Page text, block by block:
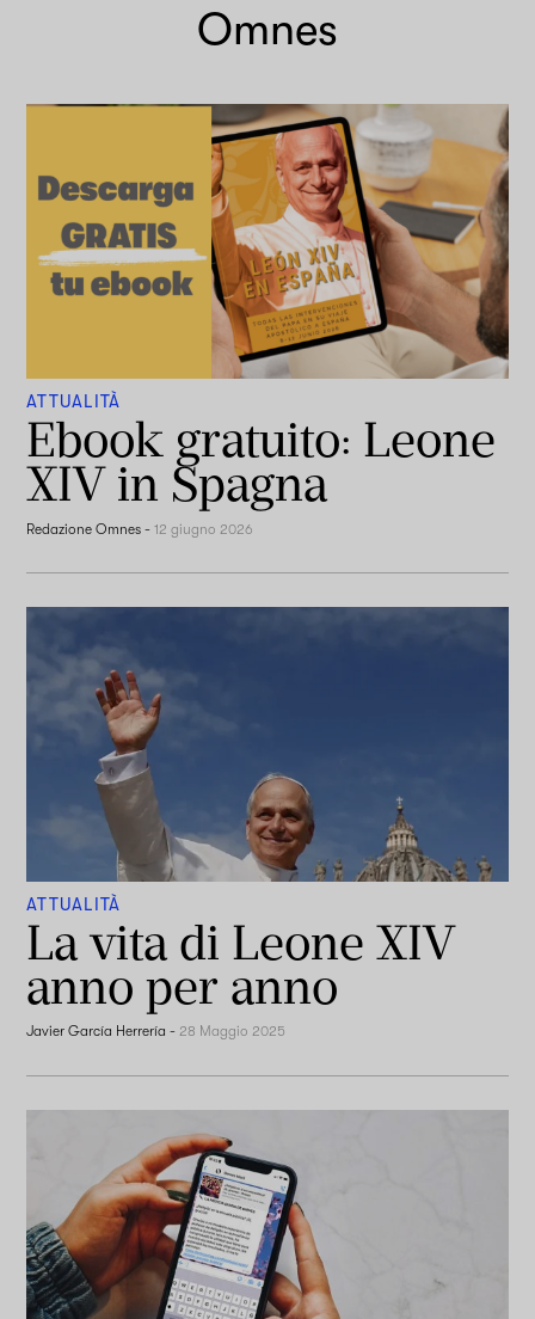
Omnes
ATTUALITÀ
Ebook gratuito: Leone
XIV in Spagna
Redazione Omnes -12 giugno 2026
ATTUALITÀ
La vita di Leone XIV
anno per anno
Javier García Herrería -28 Maggio 2025